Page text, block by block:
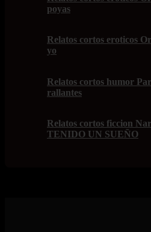
poyas
Relatos cortos eroticos
yo
Relatos cortos humor
rallantes
Relatos cortos ficcion
TENIDO UN SUEÑO